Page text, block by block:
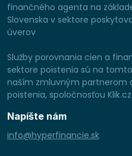
finančného agenta na
Slovenska v sektore
úverov
Služby porovnania cien a
sektore poistenia sú na
naším zmluvným partnerom
poistenia, spoločnosťou
Napíšte nám
info@hyperfinancie.sk